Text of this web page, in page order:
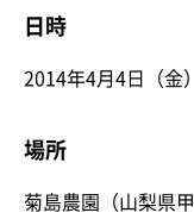
日時
2014年4月4日（金
場所
菊島農園（山梨県